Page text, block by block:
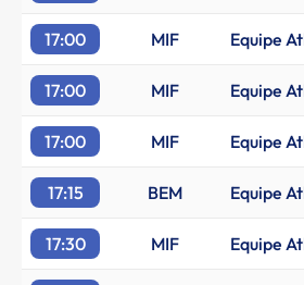
17:00 MIF Equipe
17:00 MIF Equipe
17:00 MIF Equipe
17:15 BEM Equipe
17:30 MIF Equipe